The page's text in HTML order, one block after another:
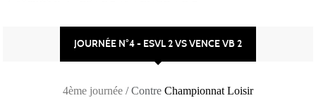
JOURNÉE N°4 - ESVL 2 VS VENCE VB 2
4ème journée / Contre Championnat Loisir